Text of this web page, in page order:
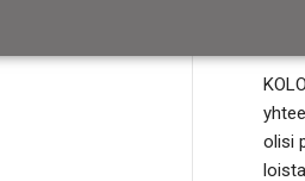
olisi